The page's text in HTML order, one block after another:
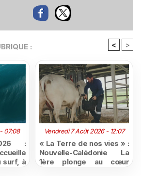
: < >
07:08
:
surf, à
Vendredi 7 Août 2026 - 12:07
« La Terre de nos vies » :
Nouvelle-Calédonie La
1ère plonge au cœur